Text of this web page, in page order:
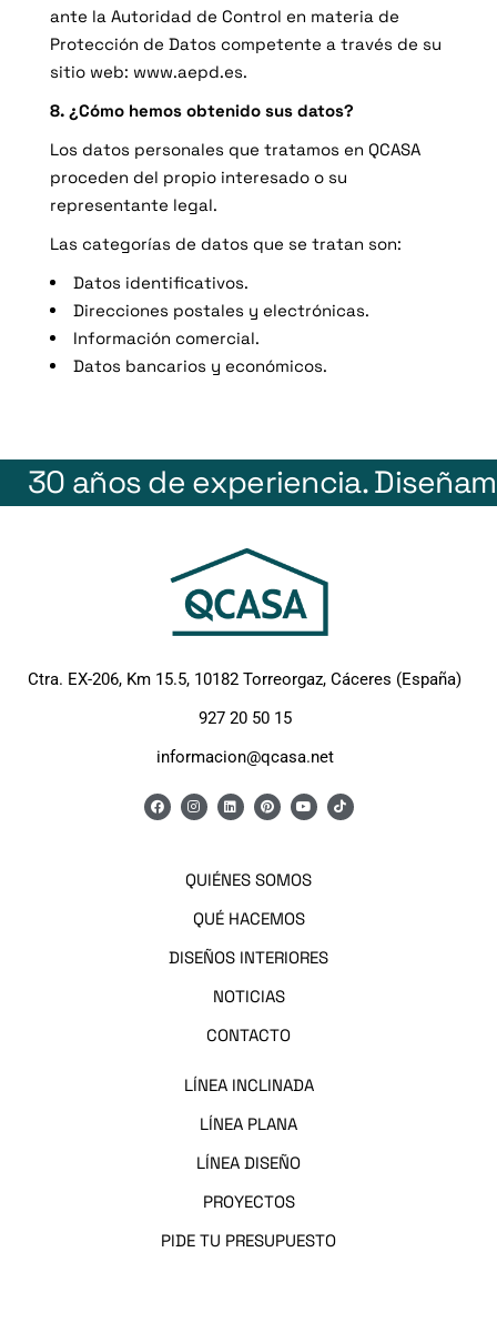
ante la Autoridad de Control en materia de
Protección de Datos competente a través de su
sitio web: www.aepd.es.
8. ¿Cómo hemos obtenido sus datos?
Los datos personales que tratamos en QCASA
proceden del propio interesado o su
representante legal.
Las categorías de datos que se tratan son:
Datos identificativos.
Direcciones postales y electrónicas.
Información comercial.
Datos bancarios y económicos.
30 años de experiencia.
Ctra. EX-206, Km 15.5, 10182 Torreorgaz, Cáceres (España)
927 20 50 15
informacion@qcasa.net
QUIÉNES SOMOS
QUÉ HACEMOS
DISEÑOS INTERIORES
NOTICIAS
CONTACTO
LÍNEA INCLINADA
LÍNEA PLANA
LÍNEA DISEÑO
PROYECTOS
PIDE TU PRESUPUESTO